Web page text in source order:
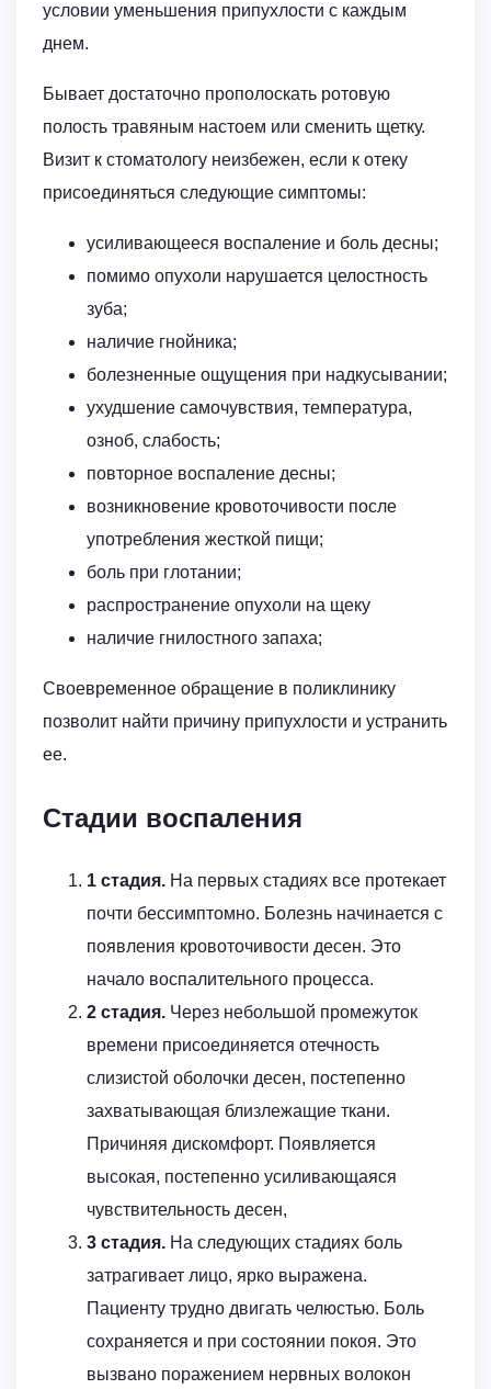
условии уменьшения припухлости с каждым
днем.
Бывает достаточно прополоскать ротовую
полость травяным настоем или сменить щетку.
Визит к стоматологу неизбежен, если к отеку
присоединяться следующие симптомы:
усиливающееся воспаление и боль десны;
помимо опухоли нарушается целостность
зуба;
наличие гнойника;
болезненные ощущения при надкусывании;
ухудшение самочувствия, температура,
озноб, слабость;
повторное воспаление десны;
возникновение кровоточивости после
употребления жесткой пищи;
боль при глотании;
распространение опухоли на щеку
наличие гнилостного запаха;
Своевременное обращение в поликлинику
позволит найти причину припухлости и устранить
ее.
Стадии воспаления
1 стадия. На первых стадиях все протекает
почти бессимптомно. Болезнь начинается с
появления кровоточивости десен. Это
начало воспалительного процесса.
2 стадия. Через небольшой промежуток
времени присоединяется отечность
слизистой оболочки десен, постепенно
захватывающая близлежащие ткани.
Причиняя дискомфорт. Появляется
высокая, постепенно усиливающаяся
чувствительность десен,
3 стадия. На следующих стадиях боль
затрагивает лицо, ярко выражена.
Пациенту трудно двигать челюстью. Боль
сохраняется и при состоянии покоя. Это
вызвано поражением нервных волокон